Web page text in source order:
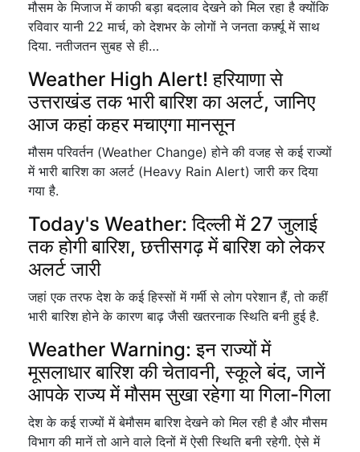
मौसम के मिजाज में काफी बड़ा बदलाव देखने को मिल रहा है क्योंकि
रविवार यानी 22 मार्च, को देशभर के लोगों ने जनता कर्फ़्यू में साथ
दिया. नतीजतन सुबह से ही…
Weather High Alert! हरियाणा से
उत्तराखंड तक भारी बारिश का अलर्ट, जानिए
आज कहां कहर मचाएगा मानसून
मौसम परिवर्तन (Weather Change) होने की वजह से कई राज्यों
में भारी बारिश का अलर्ट (Heavy Rain Alert) जारी कर दिया
गया है.
Today's Weather: दिल्ली में 27 जुलाई
तक होगी बारिश, छत्तीसगढ़ में बारिश को लेकर
अलर्ट जारी
जहां एक तरफ देश के कई हिस्सों में गर्मी से लोग परेशान हैं, तो कहीं
भारी बारिश होने के कारण बाढ़ जैसी खतरनाक स्थिति बनी हुई है.
Weather Warning: इन राज्यों में
मूसलाधार बारिश की चेतावनी, स्कूले बंद, जानें
आपके राज्य में मौसम सुखा रहेगा या गिला-गिला
देश के कई राज्यों में बेमौसम बारिश देखने को मिल रही है और मौसम
विभाग की मानें तो आने वाले दिनों में ऐसी स्थिति बनी रहेगी. ऐसे में